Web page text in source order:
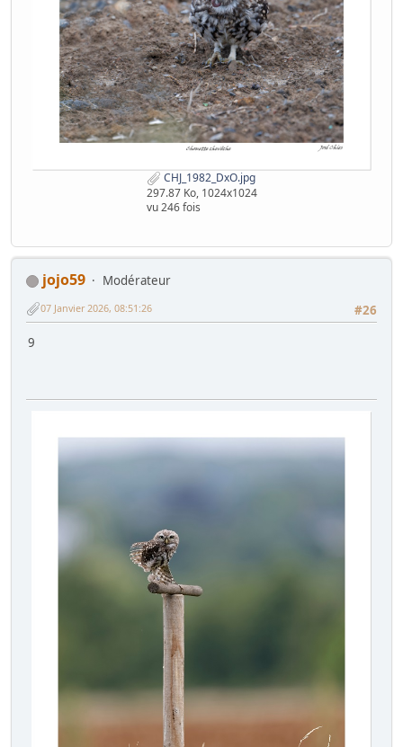
CHJ_1982_DxO.jpg
297.87 Ko, 1024x1024
vu 246 fois
jojo59
Modérateur
#26
07 Janvier 2026, 08:51:26
9